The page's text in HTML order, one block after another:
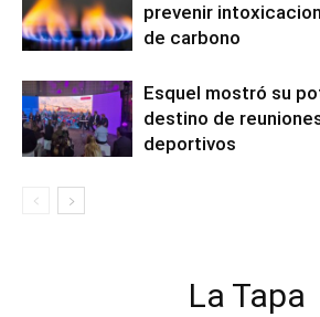
prevenir
de carbono
Esquel mostró su
destino de
deportivos
La Tapa